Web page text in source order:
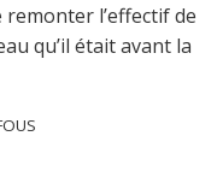
l’effectif de
qu’il était avant la